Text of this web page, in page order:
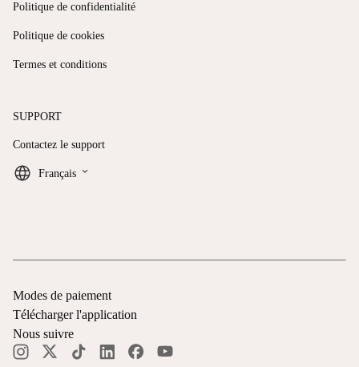
Politique de confidentialité
Politique de cookies
Termes et conditions
SUPPORT
Contactez le support
Français keyboard_arrow_down
Modes de paiement
Télécharger l'application
Nous suivre